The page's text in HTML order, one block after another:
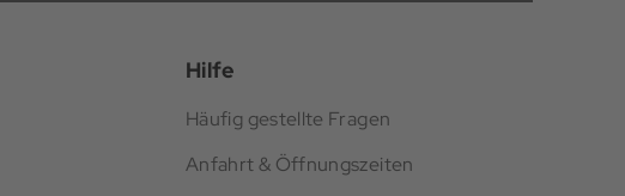
Hilfe
Häufig gestellte Fragen
Anfahrt & Öffnungszeiten